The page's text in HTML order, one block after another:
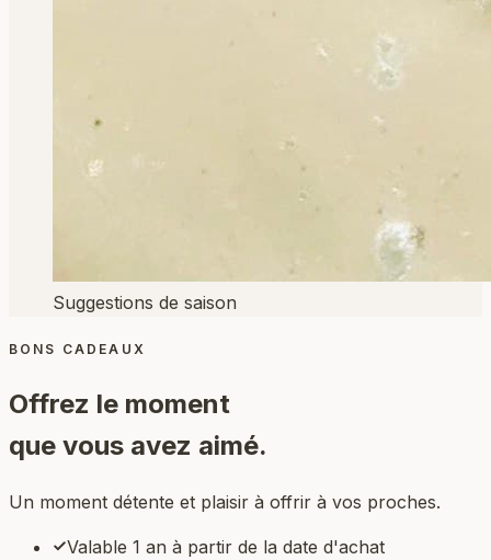
Suggestions de saison
BONS CADEAUX
Offrez le moment
que vous avez aimé.
Un moment détente et plaisir à offrir à vos proches.
Valable 1 an à partir de la date d'achat